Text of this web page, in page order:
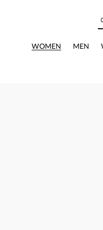
WOMEN MEN